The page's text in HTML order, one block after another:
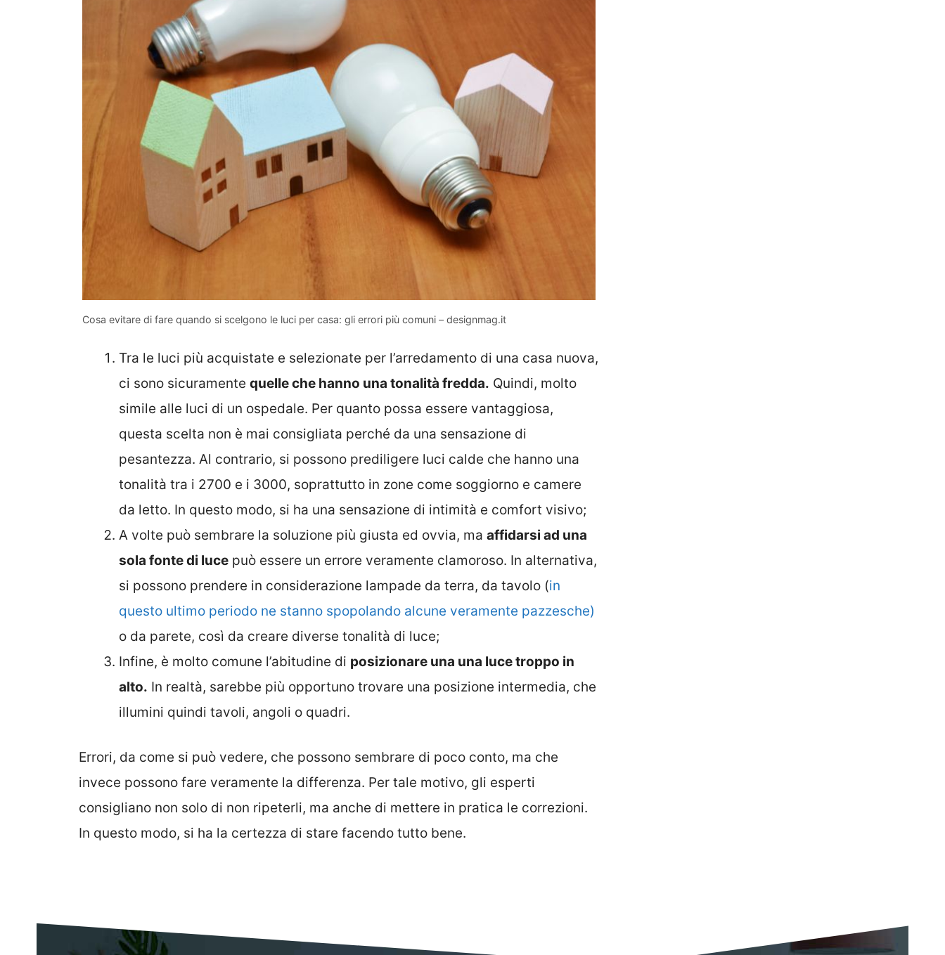
Cosa evitare di fare quando si scelgono le luci per casa: gli errori più comuni – designmag.it
Tra le luci più acquistate e selezionate per l’arredamento di una casa nuova,
ci sono sicuramente quelle che hanno una tonalità fredda. Quindi, molto
simile alle luci di un ospedale. Per quanto possa essere vantaggiosa,
questa scelta non è mai consigliata perché da una sensazione di
pesantezza. Al contrario, si possono prediligere luci calde che hanno una
tonalità tra i 2700 e i 3000, soprattutto in zone come soggiorno e camere
da letto. In questo modo, si ha una sensazione di intimità e comfort visivo;
A volte può sembrare la soluzione più giusta ed ovvia, ma affidarsi ad una
sola fonte di luce può essere un errore veramente clamoroso. In alternativa,
si possono prendere in considerazione lampade da terra, da tavolo (in
questo ultimo periodo ne stanno spopolando alcune veramente pazzesche)
o da parete, così da creare diverse tonalità di luce;
Infine, è molto comune l’abitudine di posizionare una una luce troppo in
alto. In realtà, sarebbe più opportuno trovare una posizione intermedia, che
illumini quindi tavoli, angoli o quadri.
Errori, da come si può vedere, che possono sembrare di poco conto, ma che
invece possono fare veramente la differenza. Per tale motivo, gli esperti
consigliano non solo di non ripeterli, ma anche di mettere in pratica le correzioni.
In questo modo, si ha la certezza di stare facendo tutto bene.